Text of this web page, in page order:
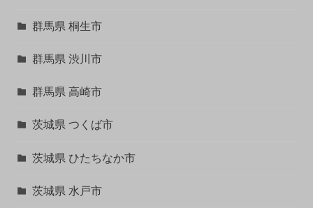
群馬県 桐生市
群馬県 渋川市
群馬県 高崎市
茨城県 つくば市
茨城県 ひたちなか市
茨城県 水戸市